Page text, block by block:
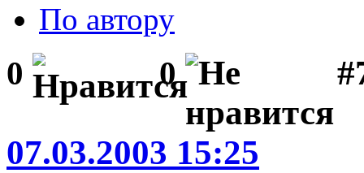
По автору
0 0
07.03.2003 15:25